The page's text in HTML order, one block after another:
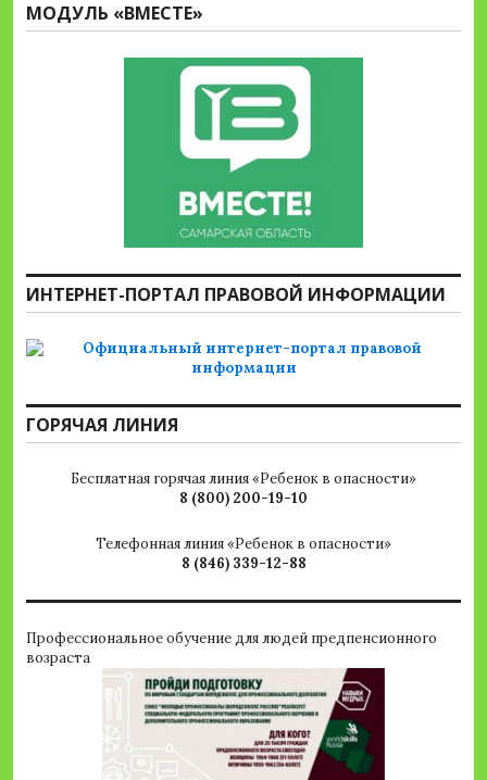
МОДУЛЬ «ВМЕСТЕ»
ИНТЕРНЕТ-ПОРТАЛ ПРАВОВОЙ ИНФОРМАЦИИ
ГОРЯЧАЯ ЛИНИЯ
Бесплатная горячая линия «Ребенок в опасности»
8 (800) 200-19-10
Телефонная линия «Ребенок в опасности»
8 (846) 339-12-88
Профессиональное обучение для людей предпенсионного
возраста